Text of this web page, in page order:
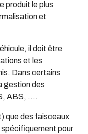
produit le plus
et
il doit être
et les
Dans certains
gestion des
ABS, ….
que des faisceaux
spécifiquement pour